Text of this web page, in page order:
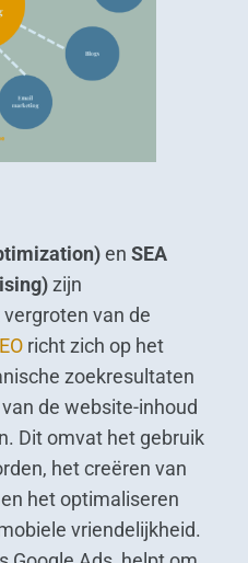
en SEA
zijn
van de
richt zich op het
zoekresultaten
de website-inhoud
Dit omvat het gebruik
het creëren van
het optimaliseren
vriendelijkheid.